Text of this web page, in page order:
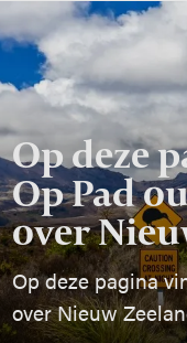
Op deze
Op Pad
over
Op deze pagina
over Nieuw